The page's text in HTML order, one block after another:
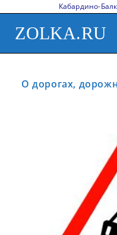
Кабардино-
ZOLKA.RU
О дорогах,